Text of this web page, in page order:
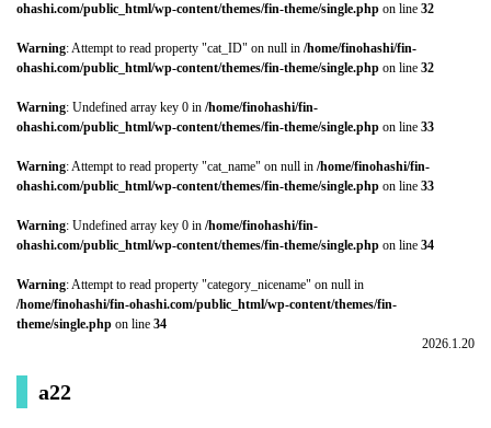
ohashi.com/public_html/wp-content/themes/fin-theme/single.php on line 32
Warning: Attempt to read property "cat_ID" on null in /home/finohashi/fin-
ohashi.com/public_html/wp-content/themes/fin-theme/single.php on line 32
Warning: Undefined array key 0 in /home/finohashi/fin-
ohashi.com/public_html/wp-content/themes/fin-theme/single.php on line 33
Warning: Attempt to read property "cat_name" on null in /home/finohashi/fin-
ohashi.com/public_html/wp-content/themes/fin-theme/single.php on line 33
Warning: Undefined array key 0 in /home/finohashi/fin-
ohashi.com/public_html/wp-content/themes/fin-theme/single.php on line 34
Warning: Attempt to read property "category_nicename" on null in
/home/finohashi/fin-ohashi.com/public_html/wp-content/themes/fin-
theme/single.php on line 34
2026.1.20
a22